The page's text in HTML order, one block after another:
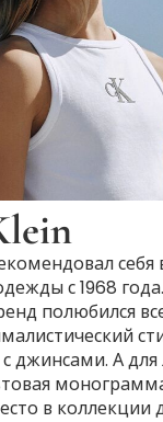
себя
с 1968
полюбился
с джинсами. А
в коллекции